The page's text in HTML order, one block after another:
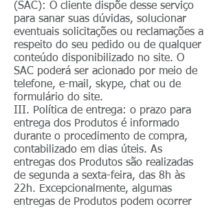
(SAC): O cliente dispõe desse serviço
para sanar suas dúvidas, solucionar
eventuais solicitações ou reclamações a
respeito do seu pedido ou de qualquer
conteúdo disponibilizado no site. O
SAC poderá ser acionado por meio de
telefone, e-mail, skype, chat ou de
formulário do site.
III. Política de entrega: o prazo para
entrega dos Produtos é informado
durante o procedimento de compra,
contabilizado em dias úteis. As
entregas dos Produtos são realizadas
de segunda a sexta-feira, das 8h às
22h. Excepcionalmente, algumas
entregas de Produtos podem ocorrer